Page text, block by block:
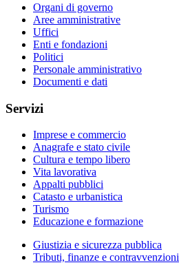
Organi di governo
Aree amministrative
Uffici
Enti e fondazioni
Politici
Personale amministrativo
Documenti e dati
Servizi
Imprese e commercio
Anagrafe e stato civile
Cultura e tempo libero
Vita lavorativa
Appalti pubblici
Catasto e urbanistica
Turismo
Educazione e formazione
Giustizia e sicurezza pubblica
Tributi, finanze e contravvenzioni